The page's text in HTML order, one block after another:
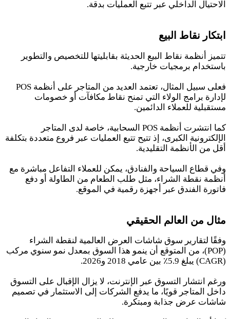
الاحتيال الداخلي عبر تتبع العمليات بدقة.
ابتكار نقاط البيع
تتميز أنظمة نقاط البيع الحديثة بقابليتها للتخصيص والتطوير
باستخدام برمجيات خارجية.
فعلى سبيل المثال، تعتمد العديد من المتاجر على أنظمة POS
لإدارة برامج الولاء التي تمنح نقاط مكافآت أو خصومات
مستقبلية للعملاء الدائمين.
كما انتشرت أنظمة POS السحابية، خاصة لدى المتاجر
الإلكترونية الكبرى، إذ تتيح تتبع العمليات عبر فروع متعددة بتكلفة
أقل من الأنظمة التقليدية.
وفي قطاع السياحة والفنادق، يمكن للعملاء التفاعل مباشرة مع
أنظمة نقطة الشراء، مثل طلب الطعام من الطاولة أو دفع
فاتورة الفندق عبر أجهزة رقمية في الموقع.
مثال من العالم الحقيقي
وفقًا لتقارير سوق شاشات العرض العالمية لنقطة الشراء
(POP)، من المتوقع أن ينمو هذا السوق بمعدل نمو سنوي مركب
(CAGR) يبلغ 5.9٪ بين عامي 2018 و2026.
ورغم انتشار التسوق عبر الإنترنت، لا يزال الإقبال على التسوق
داخل المتاجر قويًا، ما يدفع الشركات إلى الاستثمار في تصميم
شاشات عرض جذابة ومبتكرة.